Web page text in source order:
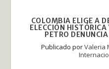
COLOMBIA ELIGE A
ELECCIÓN
PETRO
Publicado porValeria